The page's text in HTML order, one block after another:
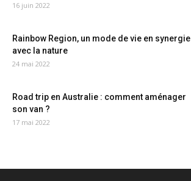
16 juin 2022
Rainbow Region, un mode de vie en synergie
avec la nature
24 mai 2022
Road trip en Australie : comment aménager
son van ?
17 mai 2022